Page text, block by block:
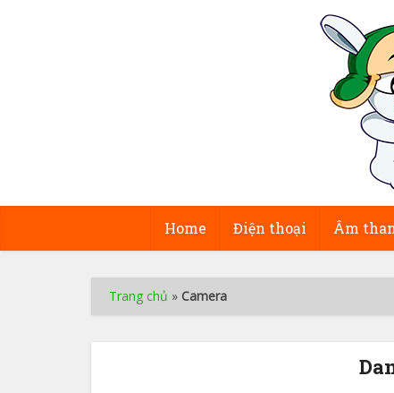
Home Điện thoại Âm
Trang chủ » Camera